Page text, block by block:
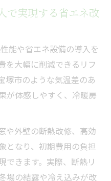
で実現する省エネ改
能や省エネ設備の導入を
を大幅に削減できるリフ
塚市のような気温差のあ
が体感しやすく、冷暖房
や外壁の断熱改修、高効
となり、初期費用の負担
できます。実際、断熱リ
場の結露や冷え込みが改